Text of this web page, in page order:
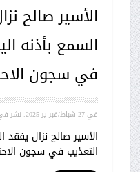
الأسير صالح
السمع بأذنه
في سجون
في27 شباط/فبراير 2025 . نشر
الأسير صالح نزال يفقد
التعذيب في سجون